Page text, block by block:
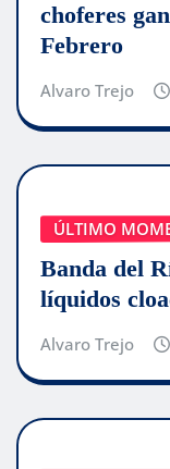
choferes
Febrero
Alvaro Trejo
ÚLTIMO
Banda del
líquidos
Alvaro Trejo